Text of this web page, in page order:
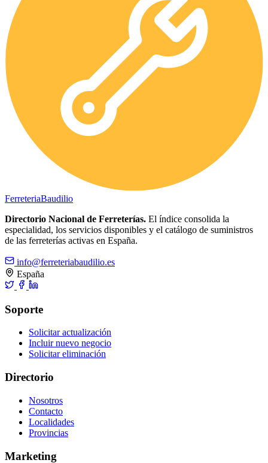
FerreteriaBaudilio
Directorio Nacional de Ferreterías. El índice consolida la
especialidad, los servicios disponibles y el catálogo de suministros
de las ferreterías activas en España.
info@ferreteriabaudilio.es
España
Soporte
Solicitar actualización
Incluir nuevo negocio
Solicitar eliminación
Directorio
Nosotros
Contacto
Localidades
Provincias
Marketing